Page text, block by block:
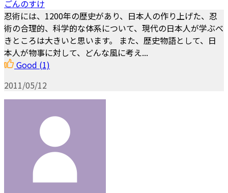
ごんのすけ
忍術には、1200年の歴史があり、日本人の作り上げた、忍
術の合理的、科学的な体系について、現代の日本人が学ぶべ
きところは大きいと思います。 また、歴史物語として、日
本人が物事に対して、どんな風に考え...
Good (1)
2011/05/12